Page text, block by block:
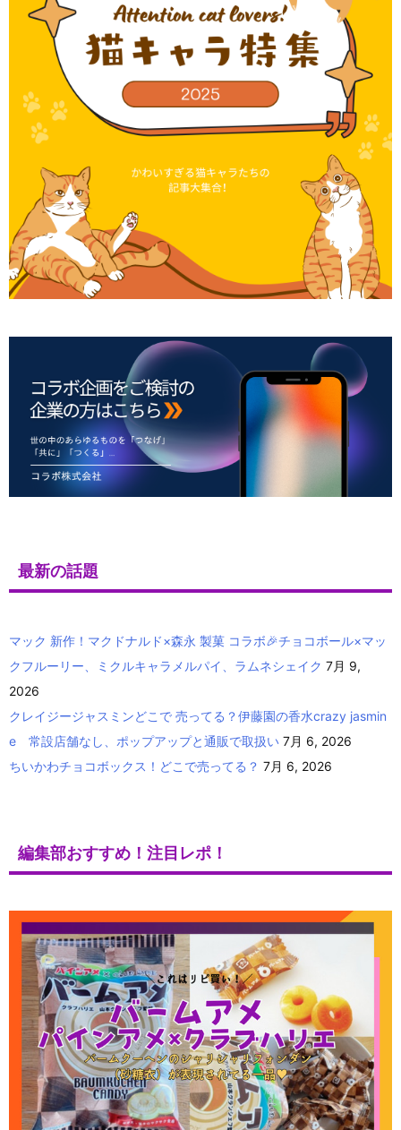
最新の話題
マック 新作！マクドナルド×森永 製菓 コラボ🎉チョコボール×マッ
クフルーリー、ミクルキャラメルパイ、ラムネシェイク 7月 9,
2026
クレイジージャスミンどこで 売ってる？伊藤園の香水crazy jasmin
e 常設店舗なし、ポップアップと通販で取扱い 7月 6, 2026
ちいかわチョコボックス！どこで売ってる？ 7月 6, 2026
編集部おすすめ！注目レポ！